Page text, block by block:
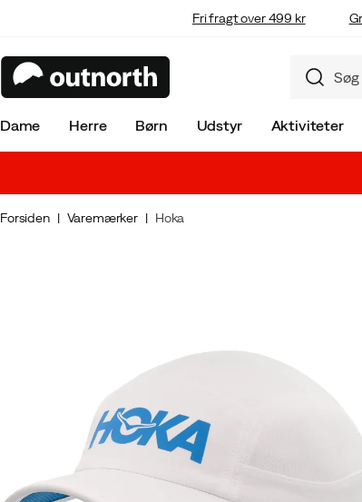
Fri fragt over 499 kr
Dame Herre Børn Udstyr Aktiviteter
Forsiden Varemærker Hoka